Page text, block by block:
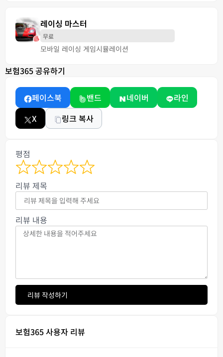
레이싱 마스터
무료
모바일 레이싱 게임시뮬레이션
보험365 공유하기
페이스북 밴드 네이버
라인
X
링크 복사
평점
리뷰 제목
리뷰 내용
리뷰 작성하기
보험365 사용자 리뷰